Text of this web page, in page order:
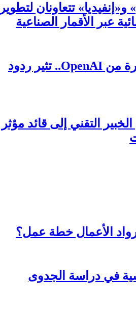
تتعاونان لتطوير
عبر الأقمار الصناعية
أول رحلة فاخرة من OpenAI.. تثير ردود
التقني إلى قائد مؤثر
رواد الأعمال خطة عمل؟